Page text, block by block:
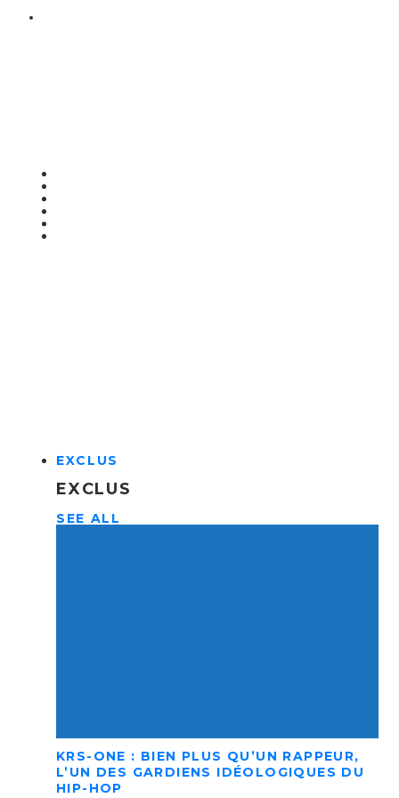
EXCLUS
EXCLUS
SEE ALL
KRS-ONE : BIEN PLUS QU’UN RAPPEUR,
L’UN DES GARDIENS IDÉOLOGIQUES DU
HIP-HOP